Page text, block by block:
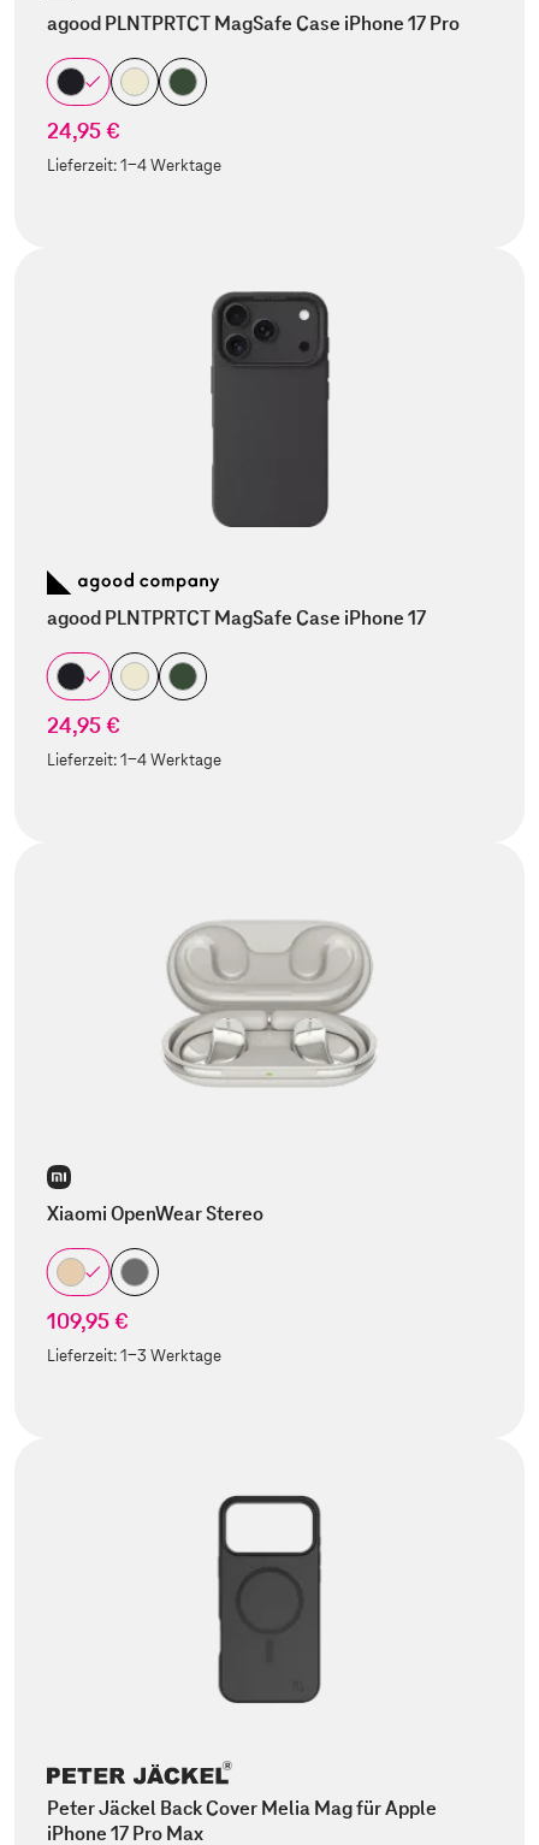
agood PLNTPRTCT MagSafe Case iPhone 17 Pro
24,95 €
Lieferzeit:1-4 Werktage
agood PLNTPRTCT MagSafe Case iPhone 17
24,95 €
Lieferzeit:1-4 Werktage
Xiaomi OpenWear Stereo
109,95 €
Lieferzeit:1-3 Werktage
Peter Jäckel Back Cover Melia Mag für Apple
iPhone 17 Pro Max